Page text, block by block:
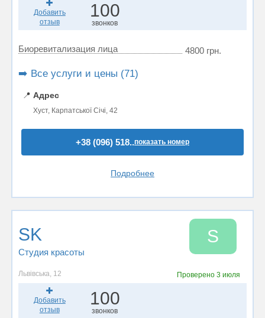
Добавить
отзыв
100
звонков
Биоревитализация лица 4800 грн.
➡️ Все услуги и цены (71)
📍 Адрес
Хуст, Карпатської Січі, 42
+38 (096) 518..показать номер
Подробнее
SK
Студия красоты
S
Львівська, 12 Проверено3 июля
Добавить
отзыв
100
звонков